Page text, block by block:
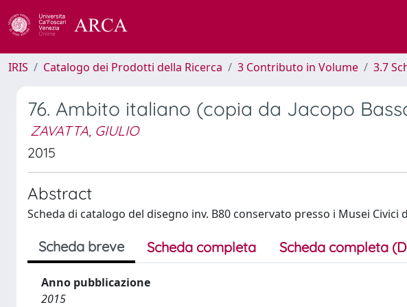
IRIS Catalogo dei Prodotti della Ricerca 3 Contributo in Volume 3.7
76. Ambito italiano (copia da Jacopo
ZAVATTA, GIULIO
2015
Abstract
Scheda di catalogo del disegno inv. B80 conservato presso i Musei Civici
Scheda breve Scheda completa Scheda completa
Anno pubblicazione
2015